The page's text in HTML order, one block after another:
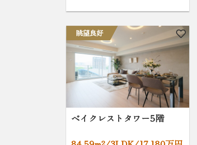
眺望良好
ベイクレストタワー5階